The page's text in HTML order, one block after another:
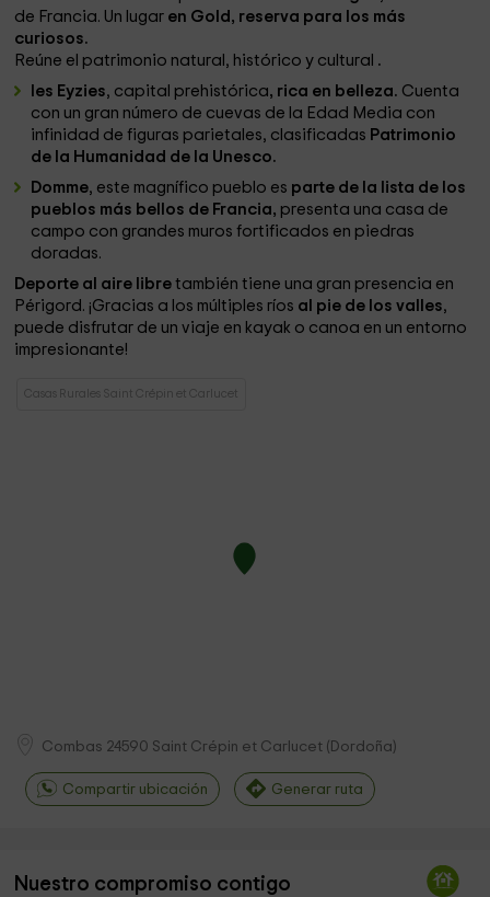
de Francia. Un lugar en Gold, reserva para los más
curiosos.
Reúne el patrimonio natural, histórico y cultural .
les Eyzies, capital prehistórica, rica en belleza. Cuenta
con un gran número de cuevas de la Edad Media con
infinidad de figuras parietales, clasificadas Patrimonio
de la Humanidad de la Unesco.
Domme, este magnífico pueblo es parte de la lista de los
pueblos más bellos de Francia, presenta una casa de
campo con grandes muros fortificados en piedras
doradas.
Deporte al aire libretambién tiene una gran presencia en
Périgord. ¡Gracias a los múltiples ríos al pie de los valles,
puede disfrutar de un viaje en kayak o canoa en un entorno
impresionante!
Casas Rurales Saint Crépin et Carlucet
Combas 24590 Saint Crépin et Carlucet ( Dordoña)
Compartir ubicación Generar ruta
Nuestro compromiso contigo